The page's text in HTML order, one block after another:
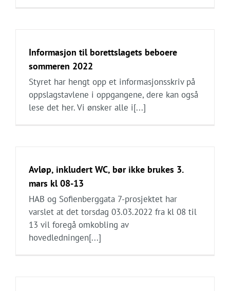
Informasjon til borettslagets beboere
sommeren 2022
Styret har hengt opp et informasjonsskriv på
oppslagstavlene i oppgangene, dere kan også
lese det her. Vi ønsker alle i[...]
Avløp, inkludert WC, bør ikke brukes 3.
mars kl 08-13
HAB og Sofienberggata 7-prosjektet har
varslet at det torsdag 03.03.2022 fra kl 08 til
13 vil foregå omkobling av
hovedledningen[...]